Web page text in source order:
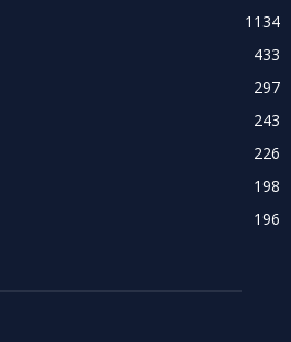
1134
433
297
243
226
198
196